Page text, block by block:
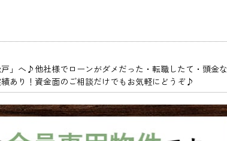
」へ♪他社様でローンがダメだった・転職したて・頭金な